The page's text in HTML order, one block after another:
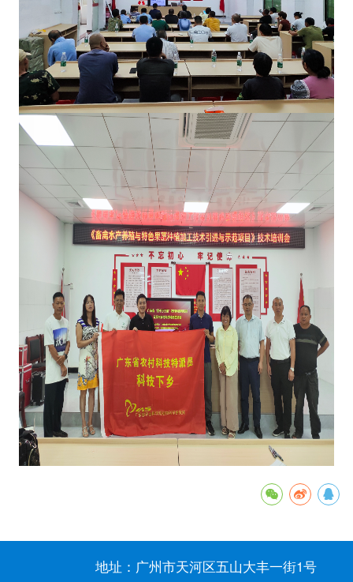
地址：广州市天河区五山大丰一街1号